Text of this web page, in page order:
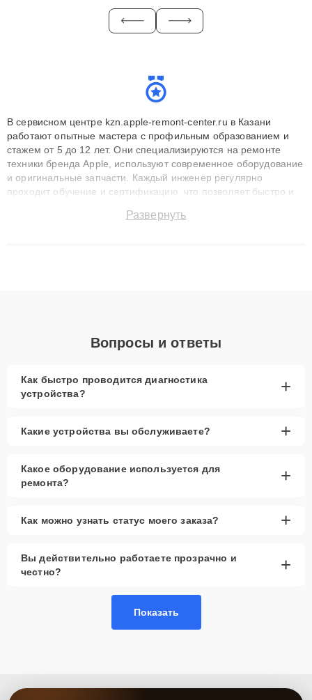
В сервисном центре kzn.apple-remont-center.ru в Казани
работают опытные мастера с профильным образованием и
стажем от 5 до 12 лет. Они специализируются на ремонте
техники бренда Apple, используют современное оборудование
и оригинальные запчасти. Каждый инженер регулярно
проходит обучение и сертификацию, что позволяет быстро и
сохранением гарантии до 3 лет. Наши мастера решают
Развернуть
Вопросы и ответы
Как быстро проводится диагностика
устройства?
+
Какие устройства вы обслуживаете? +
Какое оборудование используется для
ремонта?
+
Как можно узнать статус моего заказа? +
Вы действительно работаете прозрачно и
честно?
+
Показать